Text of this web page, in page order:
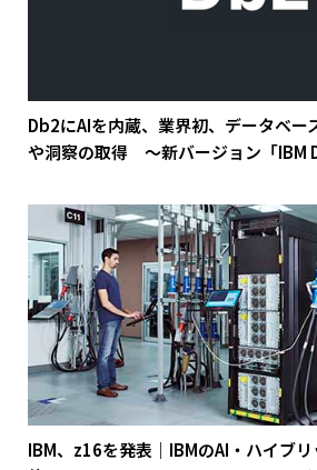
Db2にAIを内蔵、業界初、データベー
や洞察の取得 ～新バージョン「IBM
IBM、z16を発表｜IBMのAI・ハイブ